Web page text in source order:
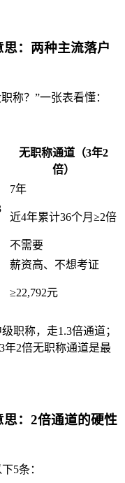
：两种主流落户
称？”一张表看懂：
无职称通道（3年2
倍）
7年
近4年累计36个月≥2倍
不需要
薪资高、不想考证
≥22,792元
职称，走1.3倍通道；
年2倍无职称通道是最
：2倍通道的硬性
5条：